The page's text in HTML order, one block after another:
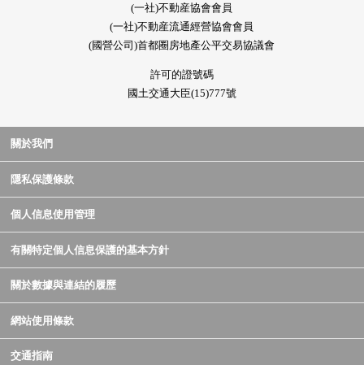
(一社)不動産協會會員
(一社)不動産流通經營協會會員
(國營公司)首都圈房地產公平交易協議會
許可的證號碼
國土交通大臣(15)777號
關於我們
隱私保護條款
個人信息使用管理
有關特定個人信息保護的基本方針
關於數據與連結的履歷
網站使用條款
交通指南